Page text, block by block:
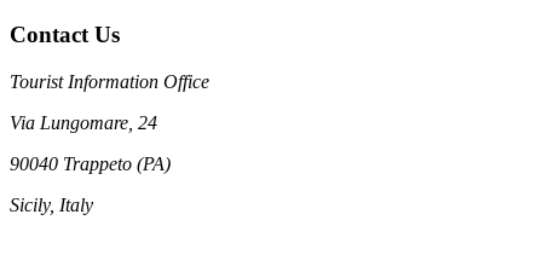
Contact Us
Tourist Information Office
Via Lungomare, 24
90040 Trappeto (PA)
Sicily, Italy